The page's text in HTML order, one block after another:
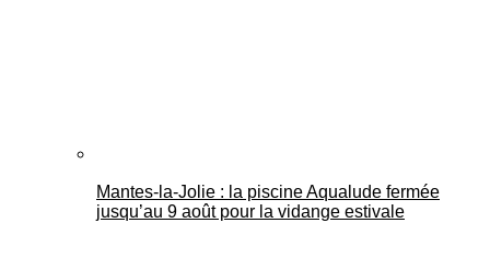
Mantes-la-Jolie : la piscine Aqualude fermée
jusqu’au 9 août pour la vidange estivale